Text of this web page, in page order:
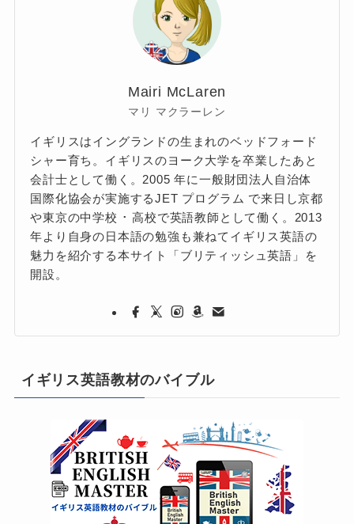
Mairi McLaren
マリ マクラーレン
イギリスはイングランドの生まれのベッドフォード
シャー育ち。イギリスのヨーク大学を卒業したあと
会計士として働く。2005 年に一般財団法人自治体
国際化協会が実施するJET プログラム で来日し京都
や東京の中学校 ･ 高校で英語教師として働く。2013
年より自身の日本語の勉強も兼ねてイギリス英語の
魅力を紹介する本サイト「ブリティッシュ英語」を
開設。
イギリス英語教材のバイブル